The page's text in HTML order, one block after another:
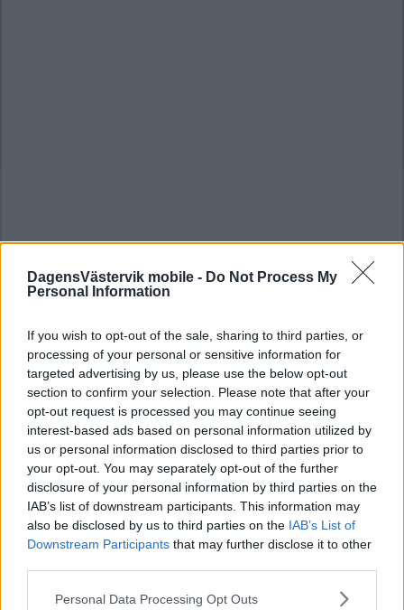
DagensVästervik mobile - Do Not Process My
Personal Information
If you wish to opt-out of the sale, sharing to third parties, or
processing of your personal or sensitive information for
targeted advertising by us, please use the below opt-out
section to confirm your selection. Please note that after your
opt-out request is processed you may continue seeing
interest-based ads based on personal information utilized by
us or personal information disclosed to third parties prior to
your opt-out. You may separately opt-out of the further
disclosure of your personal information by third parties on the
IAB’s list of downstream participants. This information may
also be disclosed by us to third parties on the IAB’s List of
Downstream Participants that may further disclose it to other
Please note that this website/app uses one or more Google
Personal Data Processing Opt Outs